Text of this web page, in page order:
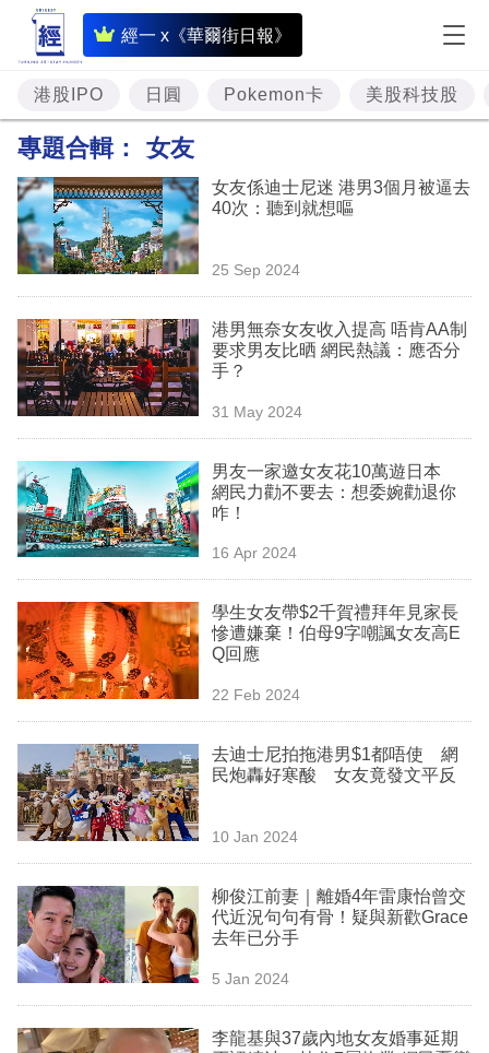
經一 x《華爾街日報》
即
時
財
經
題
投
資
樓
市
理
商
業
科
技
職
場
生
時
事
欄
訂
閱
區
港股IPO 日圓 Pokemon卡 美股科技股
專題合輯： 女友
女友係迪士尼迷 港男3個月被逼去
40次：聽到就想嘔
25 Sep 2024
港男無奈女友收入提高 唔肯AA制
要求男友比晒 網民熱議：應否分
手？
31 May 2024
男友一家邀女友花10萬遊日本
網民力勸不要去：想委婉勸退你
咋！
16 Apr 2024
學生女友帶$2千賀禮拜年見家長
慘遭嫌棄！伯母9字嘲諷女友高E
Q回應
22 Feb 2024
去迪士尼拍拖港男$1都唔使 網
民炮轟好寒酸 女友竟發文平反
10 Jan 2024
柳俊江前妻｜離婚4年雷康怡曾交
代近況句句有骨！疑與新歡Grace
去年已分手
5 Jan 2024
李龍基與37歲內地女友婚事延期